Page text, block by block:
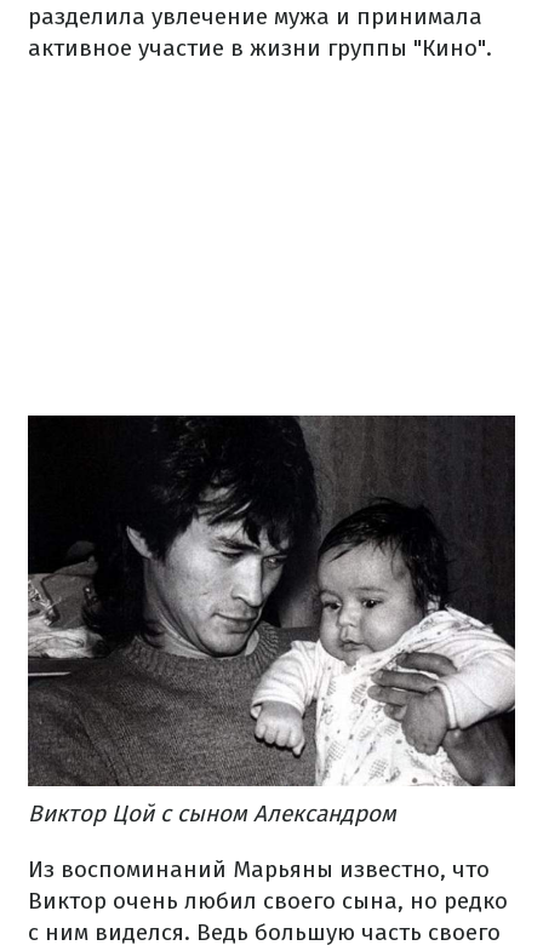
разделила увлечение мужа и принимала
активное участие в жизни группы "Кино".
Виктор Цой с сыном Александром
Из воспоминаний Марьяны известно, что
Виктор очень любил своего сына, но редко
с ним виделся. Ведь большую часть своего